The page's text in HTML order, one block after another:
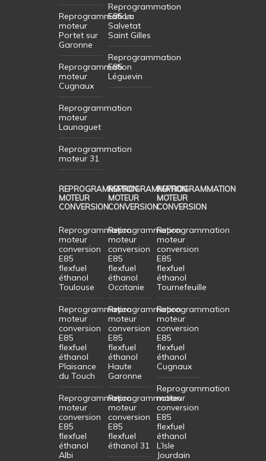
Reprogrammation
moteur
Portet sur
Garonne
Reprogrammation
moteur
Cugnaux
Reprogrammation
moteur
Launaguet
Reprogrammation
moteur 31
Reprogrammation
E85 La
Salvetat
Saint Gilles
Reprogrammation
E85
Léguevin
REPROGRAMMATION
MOTEUR
CONVERSION
Reprogrammation
moteur
conversion
E85
flexfuel
éthanol
Toulouse
Reprogrammation
moteur
conversion
E85
flexfuel
éthanol
Plaisance
du Touch
Reprogrammation
moteur
conversion
E85
flexfuel
éthanol
Albi
REPROGRAMMATION
MOTEUR
CONVERSION
Reprogrammation
moteur
conversion
E85
flexfuel
éthanol
Occitanie
Reprogrammation
moteur
conversion
E85
flexfuel
éthanol
Haute
Garonne
Reprogrammation
moteur
conversion
E85
flexfuel
éthanol 31
REPROGRAMMATION
MOTEUR
CONVERSION
Reprogrammation
moteur
conversion
E85
flexfuel
éthanol
Tournefeuille
Reprogrammation
moteur
conversion
E85
flexfuel
éthanol
Cugnaux
Reprogrammation
moteur
conversion
E85
flexfuel
éthanol
L’Isle
Jourdain